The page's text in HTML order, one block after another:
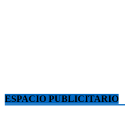
ESPACIO PUBLICITARIO